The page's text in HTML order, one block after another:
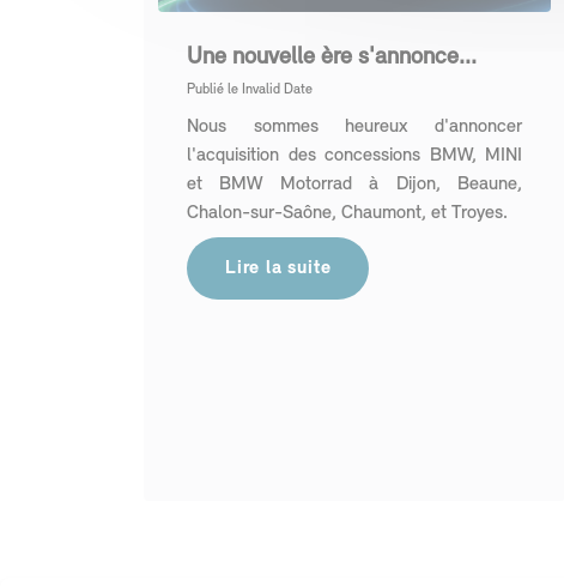
Une nouvelle ère s'annonce...
Publié le Invalid Date
Nous sommes heureux d'annoncer
l'acquisition des concessions BMW, MINI
et BMW Motorrad à Dijon, Beaune,
Chalon-sur-Saône, Chaumont, et Troyes.
Lire la suite